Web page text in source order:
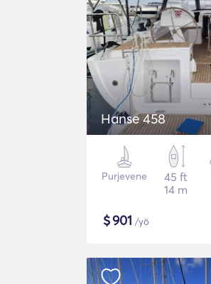
Hanse 458
Purjevene
45 ft
14 m
$901 /yö